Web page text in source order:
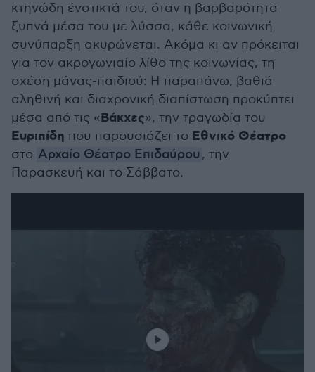
κτηνώδη ένστικτά του, όταν η βαρβαρότητα
ξυπνά μέσα του με λύσσα, κάθε κοινωνική
συνύπαρξη ακυρώνεται. Aκόμα κι αν πρόκειται
για τον ακρογωνιαίο λίθο της κοινωνίας, τη
σχέση μάνας-παιδιού: Η παραπάνω, βαθιά
αληθινή και διαχρονική διαπίστωση προκύπτει
μέσα από τις «Βάκχες», την τραγωδία του
Ευριπίδη που παρουσιάζει το Εθνικό Θέατρο
στο Αρχαίο Θέατρο Επιδαύρου , την
Παρασκευή και το Σάββατο.